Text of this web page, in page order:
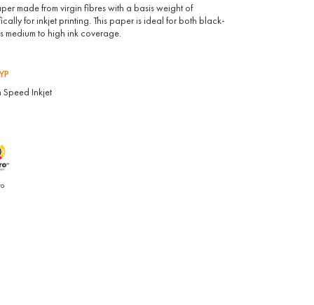
made from virgin fibres with a basis weight of
for inkjet printing. This paper is ideal for both black-
to high ink coverage.
Speed Inkjet